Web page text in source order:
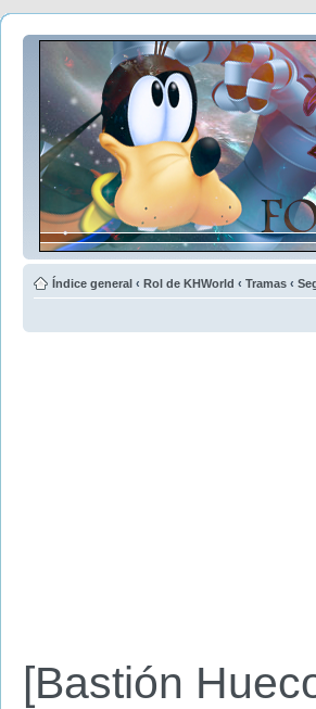
Índice general ‹ Rol de KHWorld ‹ Tramas ‹
[Bastión